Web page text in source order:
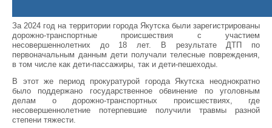
За 2024 год на территории города Якутска были зарегистрированы
дорожно-транспортные происшествия с участием
несовершеннолетних до 18 лет. В результате ДТП по
первоначальным данным дети получали телесные повреждения,
в том числе как дети-пассажиры, так и дети-пешеходы.
В этот же период прокуратурой города Якутска неоднократно
было поддержано государственное обвинение по уголовным
делам о дорожно-транспортных происшествиях, где
несовершеннолетние потерпевшие получили травмы разной
степени тяжести.